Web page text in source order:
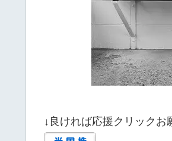
↓良ければ応援クリックお